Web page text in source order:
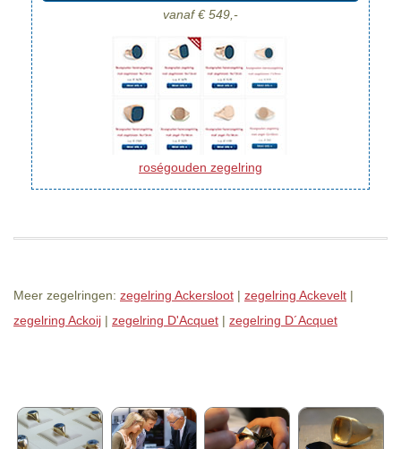
vanaf € 549,-
roségouden zegelring
Meer zegelringen: zegelring Ackersloot | zegelring Ackevelt |
zegelring Ackoij | zegelring D'Acquet | zegelring D´Acquet